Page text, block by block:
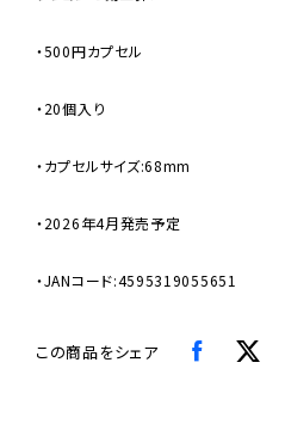
・500円カプセル
・20個入り
・カプセルサイズ:68mm
・2026年4月発売予定
・JANコード:4595319055651
この商品をシェア